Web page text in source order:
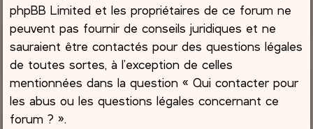
phpBB Limited et les propriétaires de ce forum ne
peuvent pas fournir de conseils juridiques et ne
sauraient être contactés pour des questions légales
de toutes sortes, à l’exception de celles
mentionnées dans la question « Qui contacter pour
les abus ou les questions légales concernant ce
forum ? ».